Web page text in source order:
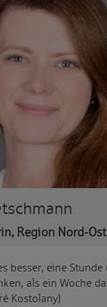
Region Nord-Ost
besser, eine Stunde
als ein Woche
Kostolany)